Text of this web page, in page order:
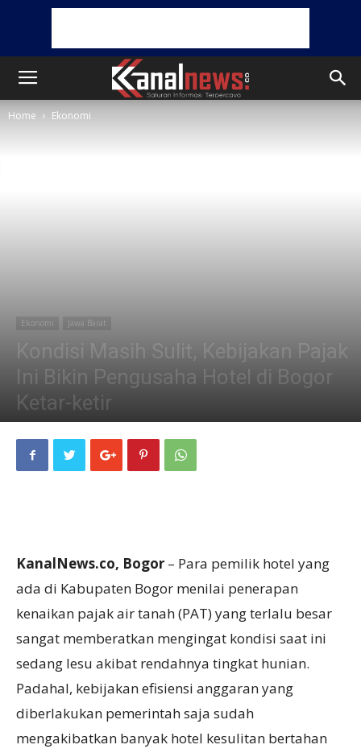
Home Ekonomi
Ekonomi Jawa Barat
Kondisi Masih Sulit, Kebijakan Pajak
Ini Bikin Pengusaha Hotel di Bogor
Ketar-ketir
KanalNews.co, Bogor – Para pemilik hotel yang
ada di Kabupaten Bogor menilai penerapan
kenaikan pajak air tanah (PAT) yang terlalu besar
sangat memberatkan mengingat kondisi saat ini
sedang lesu akibat rendahnya tingkat hunian.
Padahal, kebijakan efisiensi anggaran yang
diberlakukan pemerintah saja sudah
mengakibatkan banyak hotel kesulitan bertahan